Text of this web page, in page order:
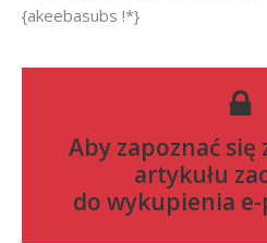
{akeebasubs !*}
Aby zapoznać się
artykułu
do wykupienia